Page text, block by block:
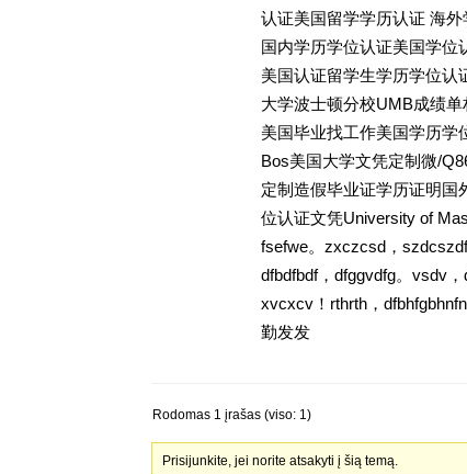
认证美国留学学历认证 海
国内学历学位认证美国学位
美国认证留学生学历学位认
大学波士顿分校UMB成绩
美国毕业找工作美国学历学
Bos美国大学文凭定制微/
定制造假毕业证学历证明国
位认证文凭University of
fsefwe。zxczcsd，
dfbdfbdf，dfggvdfg。vsdv
xvcxcv！rthrth，
勤发发
Rodomas 1 įrašas (viso: 1)
Prisijunkite, jei norite atsakyti į šią temą.